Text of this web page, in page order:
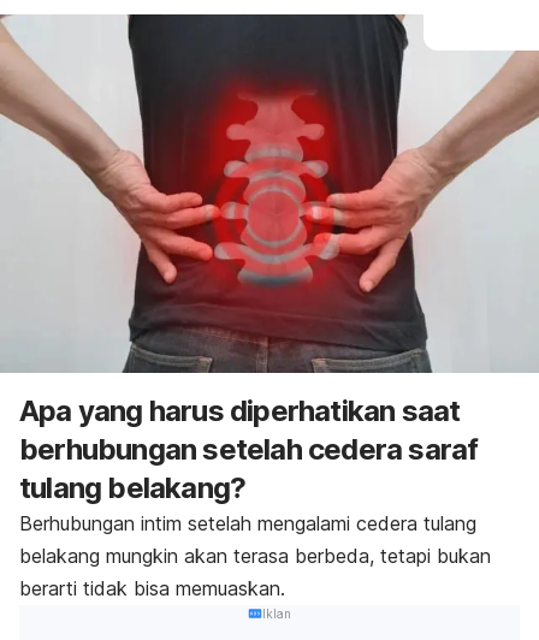
Apa yang harus diperhatikan saat
berhubungan setelah cedera saraf
tulang belakang?
Berhubungan intim setelah mengalami cedera tulang
belakang mungkin akan terasa berbeda, tetapi bukan
berarti tidak bisa memuaskan.
Iklan